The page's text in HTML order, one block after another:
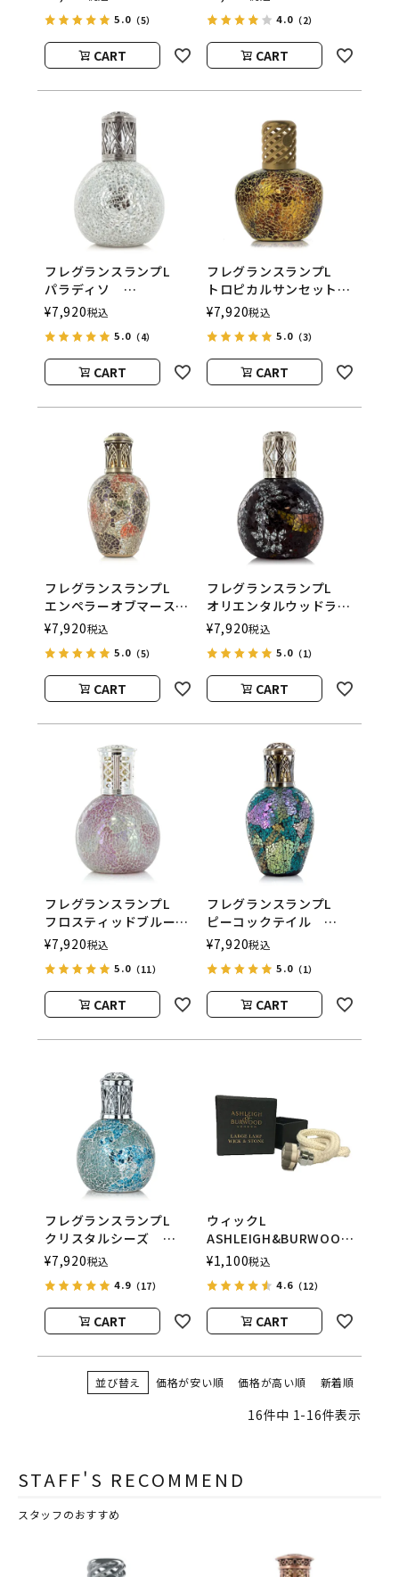
（アシュレイアンドバー
ウッド）
5.0 （5）
CART
ASHLEIGH&BURWOOD
（アシュレイアンドバー
ウッド）
4.0（2）
CART
フレグランスランプL
パラディソ
ASHLEIGH&BURWOOD
（アシュレイアンドバー
ウッド）
¥7,920税込
5.0 （4）
CART
フレグランスランプL
トロピカルサンセット
ASHLEIGH&BURWOOD
（アシュレイアンドバー
ウッド）
¥7,920税込
5.0（3）
CART
フレグランスランプL
エンペラーオブマース
ASHLEIGH&BURWOOD
（アシュレイアンドバー
ウッド）
¥7,920税込
5.0 （5）
CART
フレグランスランプL
オリエンタルウッドラン
ド
ASHLEIGH&BURWOOD
（アシュレイアンドバー
ウッド）
¥7,920税込
5.0（1）
CART
フレグランスランプL
フロスティッドブルー
ム
ASHLEIGH&BURWOOD
（アシュレイアンドバー
ウッド）
¥7,920税込
5.0 （11）
CART
フレグランスランプL
ピーコックテイル
ASHLEIGH&BURWOOD
（アシュレイアンドバー
ウッド）
¥7,920税込
5.0（1）
CART
フレグランスランプL
クリスタルシーズ
ASHLEIGH&BURWOOD
（アシュレイアンドバー
ウッド）
¥7,920税込
4.9 （17）
CART
ウィックL
ASHLEIGH&BURWOOD
（アシュレイアンドバー
ウッド）
¥1,100税込
4.6（12）
CART
並び替え 価格が安い順 価格が高い順 新着順
16件中 1-16件表示
STAFF'S RECOMMEND
スタッフのおすすめ